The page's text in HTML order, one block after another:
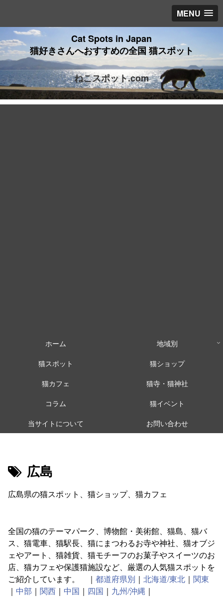
MENU
Cat Spots in Japan
猫好きさんへおすすめの全国 猫スポット
ねこスポット.com
ホーム
地域別
猫スポット
猫ショップ
猫カフェ
猫寺・猫神社
コラム
猫イベント
当サイトについて
お問い合わせ
広島
広島県の猫スポット、猫ショップ、猫カフェ
全国の猫のテーマパーク、博物館・美術館、猫島、猫バ
ス、猫電車、猫駅長、猫にまつわるお寺や神社、猫オブジ
ェやアート、猫雑貨、猫モチーフのお菓子やスイーツのお
店、猫カフェや保護猫施設など、厳選の人気猫スポットを
ご紹介しています。 ｜ 都道府県別 ｜ 北海道/東北 ｜ 関東
｜ 中部 ｜ 関西 ｜ 中国 ｜ 四国 ｜ 九州/沖縄 ｜